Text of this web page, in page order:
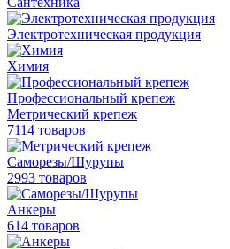
Электротехническая продукция
Химия
Профессиональный крепеж
Метрический крепеж
7114 товаров
Саморезы/Шурупы
2993 товаров
Анкеры
614 товаров